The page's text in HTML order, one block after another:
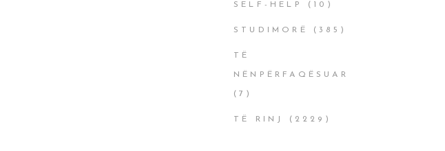
SELF-HELP (10)
STUDIMORË (385)
TË
NËNPËRFAQËSUAR
(7)
TË RINJ (2229)